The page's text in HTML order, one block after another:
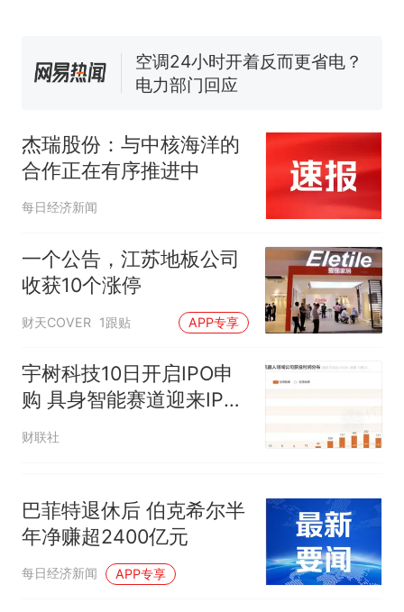
空调24小时开着反而更省电？
电力部门回应
试前13名均遭淘汰？教育局：
已叫停招聘，成立调查组全面
核查
“不建议大家买深色蛋糕”上热
搜，网友：天塌了！
那个在床头放菜刀的女孩，
人生
杰瑞股份：与中核海洋的
合作正在有序推进中
每日经济新闻
一个公告，江苏地板公司
收获10个涨停
财天COVER 1跟贴 APP专享
宇树科技10日开启IPO申
购 具身智能赛道迎来IPO
密集期｜深度
财联社
巴菲特退休后 伯克希尔半
年净赚超2400亿元
每日经济新闻 APP专享